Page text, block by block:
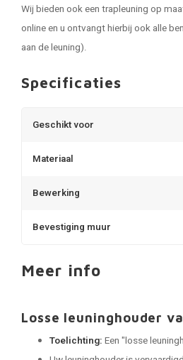
Wij bieden ook een trapleuning op
online en u ontvangt hierbij ook alle
aan de leuning).
Specificaties
Geschikt voor
Materiaal
Bewerking
Bevestiging muur
Meer info
Losse leuninghouder
Toelichting: Een "losse